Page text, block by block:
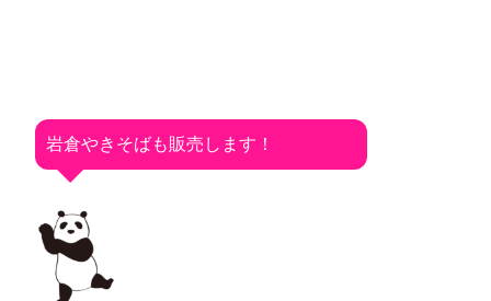
岩倉やきそばも販売します！